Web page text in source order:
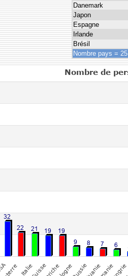
Danemark
Japon
Espagne
Irlande
Brésil
Nombre pays = 25